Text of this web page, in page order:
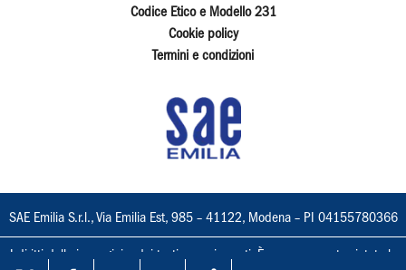
Codice Etico e Modello 231
Cookie policy
Termini e condizioni
SAE Emilia S.r.l., Via Emilia Est, 985 – 41122, Modena – PI 04155780366
I diritti delle immagini e dei testi sono riservati. È espressamente vietata la